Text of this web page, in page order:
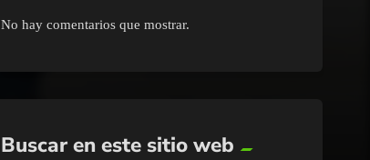
No hay comentarios que mostrar.
Buscar en este sitio web